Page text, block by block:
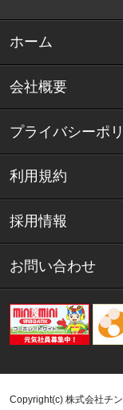
ホーム
会社概要
プライバシーポ
利用規約
採用情報
お問い合わせ
Copyright(c) 株式会社チ